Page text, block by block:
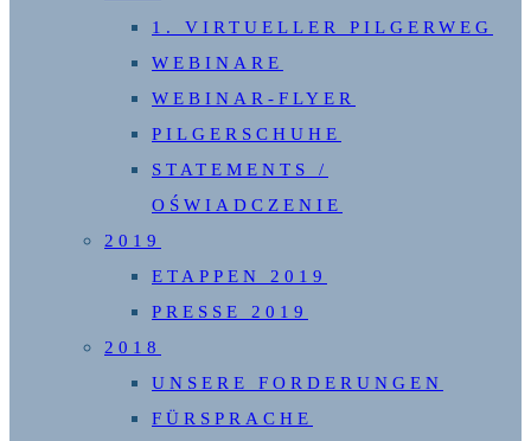
1. VIRTUELLER PILGERWEG
WEBINARE
WEBINAR-FLYER
PILGERSCHUHE
STATEMENTS /
OŚWIADCZENIE
2019
ETAPPEN 2019
PRESSE 2019
2018
UNSERE FORDERUNGEN
FÜRSPRACHE